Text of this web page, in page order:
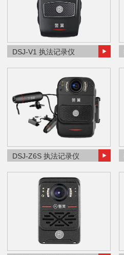
DSJ-V1 执法记录仪
DSJ-Z6S 执法记录仪